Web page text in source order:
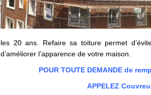
les 20 ans. Refaire sa toiture permet
d’améliorer l’apparence de votre maison.
POUR TOUTE DEMANDE de
APPELEZ